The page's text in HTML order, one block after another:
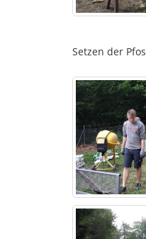
Setzen der